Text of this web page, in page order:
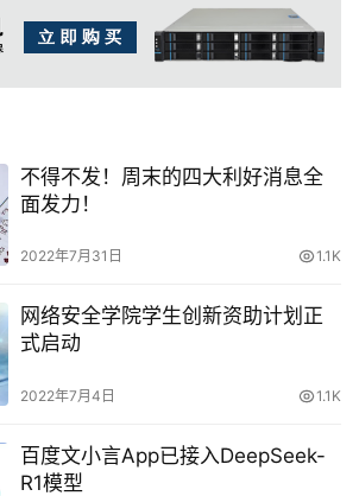
不得不发！周末的四大利好消息全
面发力！
2022年7月31日 1.1K
网络安全学院学生创新资助计划正
式启动
2022年7月4日 1.1K
百度文小言App已接入DeepSeek-
R1模型